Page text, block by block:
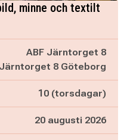
minne och textilt
ABF Järntorget 8
Järntorget 8 Göteborg
10 (torsdagar)
20 augusti 2026